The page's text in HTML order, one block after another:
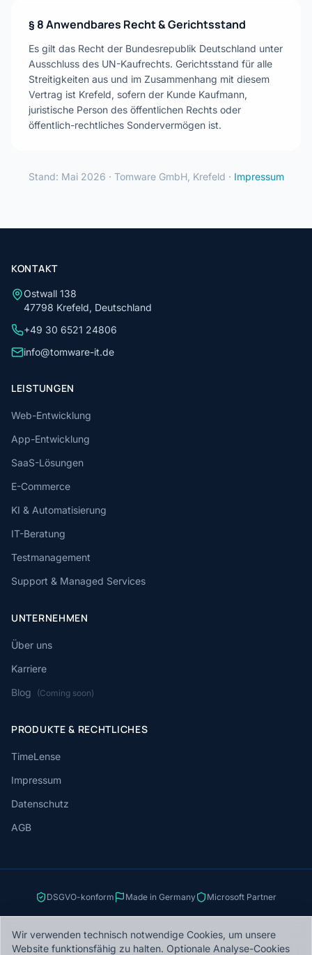
§ 8 Anwendbares Recht & Gerichtsstand
Es gilt das Recht der Bundesrepublik Deutschland unter
Ausschluss des UN-Kaufrechts. Gerichtsstand für alle
Streitigkeiten aus und im Zusammenhang mit diesem
Vertrag ist Krefeld, sofern der Kunde Kaufmann,
juristische Person des öffentlichen Rechts oder
öffentlich-rechtliches Sondervermögen ist.
Stand: Mai 2026 · Tomware GmbH, Krefeld · Impressum
KONTAKT
Ostwall 138
47798 Krefeld, Deutschland
+49 30 6521 24806
info@tomware-it.de
LEISTUNGEN
Web-Entwicklung
App-Entwicklung
SaaS-Lösungen
E-Commerce
KI & Automatisierung
IT-Beratung
Testmanagement
Support & Managed Services
UNTERNEHMEN
Über uns
Karriere
Blog
(Coming soon)
PRODUKTE & RECHTLICHES
TimeLense
Impressum
Datenschutz
AGB
DSGVO-konform Made in Germany Microsoft Partner
Wir verwenden technisch notwendige Cookies, um unsere
Website funktionsfähig zu halten. Optionale Analyse-Cookies